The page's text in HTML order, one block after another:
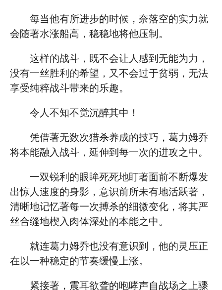
每当他有所进步的时候，奈落空的实力就
会随著水涨船高，稳稳地将他压制。
这样的战斗，既不会让人感到无能为力，
没有一丝胜利的希望，又不会过于贫弱，无法
享受纯粹战斗带来的乐趣。
令人不知不觉沉醉其中！
凭借著无数次猎杀养成的技巧，葛力姆乔
将本能融入战斗，延伸到每一次的进攻之中。
一双锐利的眼眸死死地盯著面前不断爆发
出惊人速度的身影，意识前所未有地活跃著，
清晰地记忆著每一次搏杀的细微变化，将其严
丝合缝地楔入肉体深处的本能之中。
就连葛力姆乔也没有意识到，他的灵压正
在以一种稳定的节奏缓慢上涨。
紧接著，震耳欲聋的咆哮声自战场之上骤